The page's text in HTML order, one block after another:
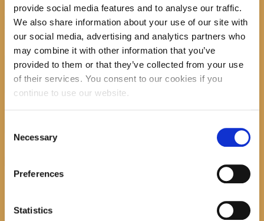
provide social media features and to analyse our traffic.
We also share information about your use of our site with
our social media, advertising and analytics partners who
may combine it with other information that you’ve
provided to them or that they’ve collected from your use
of their services. You consent to our cookies if you
continue to use our website.
Selection
Necessary
Preferences
Statistics
Previous item ploveća pariška
knjižara Next item Slatki život
No image description ...
Search
Promocija zbirke pjesama "Iz staračkog domau